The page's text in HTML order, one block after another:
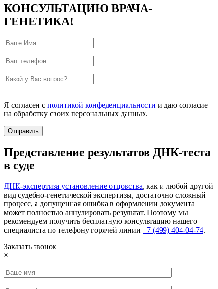
КОНСУЛЬТАЦИЮ ВРАЧА-
ГЕНЕТИКА!
Я согласен с политикой конфеденциальности и даю согласие
на обработку своих персональных данных.
Представление результатов ДНК-теста
в суде
ДНК-экспертиза установление отцовства, как и любой другой
вид судебно-генетической экспертизы, достаточно сложный
процесс, а допущенная ошибка в оформлении документа
может полностью аннулировать результат. Поэтому мы
рекомендуем получить бесплатную консультацию нашего
специалиста по телефону горячей линии +7 (499) 404-04-74.
Заказать звонок
×